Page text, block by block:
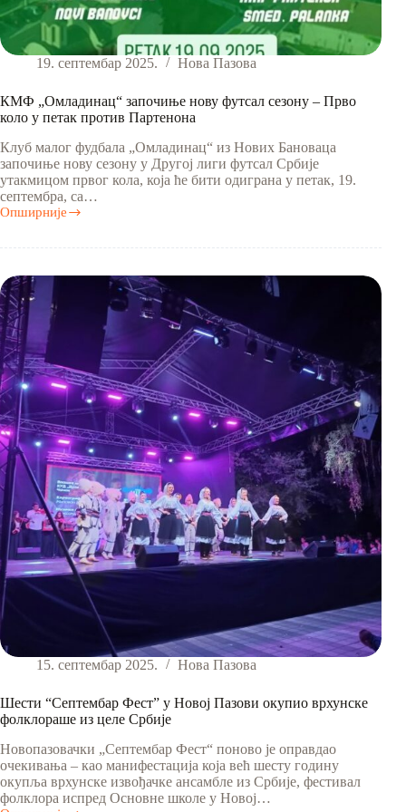
19. септембар 2025. Нова Пазова
КМФ „Омладинац“ започиње нову футсал сезону – Прво
коло у петак против Партенона
Клуб малог фудбала „Омладинац“ из Нових Бановаца
започиње нову сезону у Другој лиги футсал Србије
утакмицом првог кола, која ће бити одиграна у петак, 19.
септембра, са…
Опширније
КМФ
започиње
футсал
сезону
–
Прво
коло
у
петак
против
Партенона
15. септембар 2025. Нова Пазова
Шести “Септембар Фест” у Новој Пазови окупио врхунске
фолклораше из целе Србије
Новопазовачки „Септембар Фест“ поново је оправдао
очекивања – као манифестација која већ шесту годину
окупља врхунске извођачке ансамбле из Србије, фестивал
фолклора испред Основне школе у Новој…